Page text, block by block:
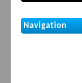
Navigation